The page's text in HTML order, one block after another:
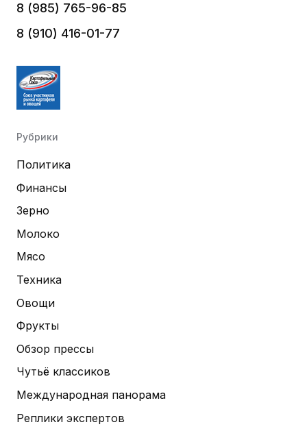
8 (985) 765-96-85
8 (910) 416-01-77
Рубрики
Политика
Финансы
Зерно
Молоко
Мясо
Техника
Овощи
Фрукты
Обзор прессы
Чутьё классиков
Международная панорама
Реплики экспертов